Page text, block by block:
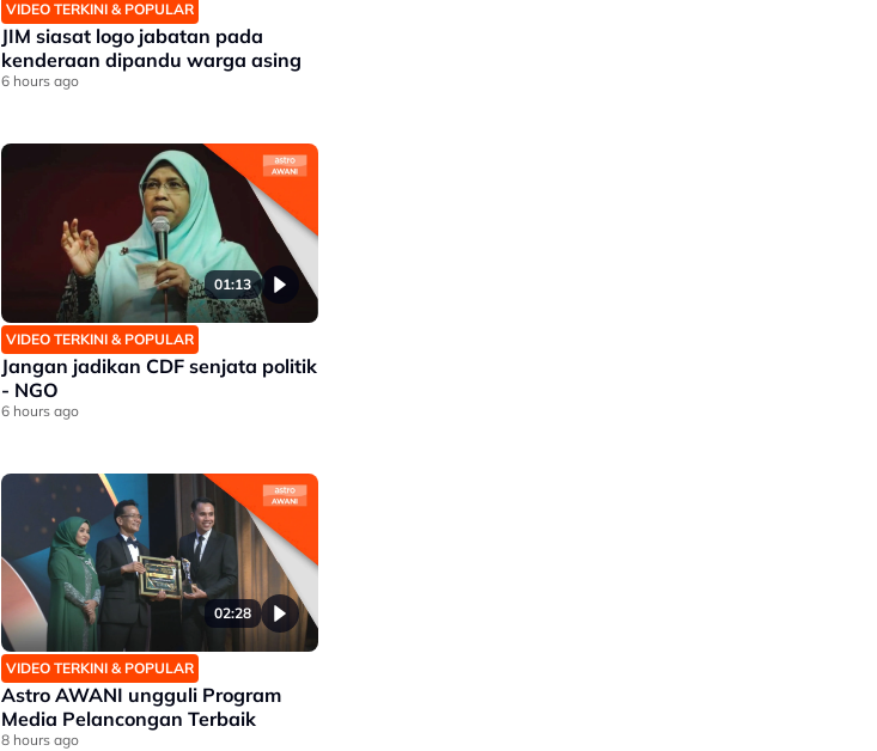
VIDEO TERKINI & POPULAR
JIM siasat logo jabatan pada
kenderaan dipandu warga asing
6 hours ago
01:13
VIDEO TERKINI & POPULAR
Jangan jadikan CDF senjata politik
- NGO
6 hours ago
02:28
VIDEO TERKINI & POPULAR
Astro AWANI ungguli Program
Media Pelancongan Terbaik
8 hours ago